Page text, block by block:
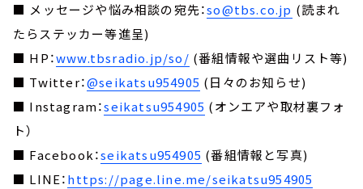
■ メッセージや悩み相談の宛先：so@tbs.co.jp (読まれ
たらステッカー等進呈)
■ HP：www.tbsradio.jp/so/ (番組情報や選曲リスト等)
■ Twitter：@seikatsu954905 (日々のお知らせ)
■ Instagram：seikatsu954905 (オンエアや取材裏フォ
ト）
■ Facebook：seikatsu954905 (番組情報と写真)
■ LINE：https://page.line.me/seikatsu954905